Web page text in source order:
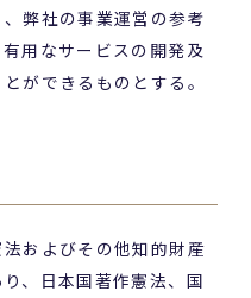
弊社の事業運営の参考
用なサービスの開発及
ができるものとする。
およびその他知的財産
、日本国著作憲法、国